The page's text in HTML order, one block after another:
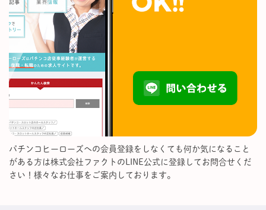
パチンコヒーローズへの会員登録をしなくても何か気になること
がある方は株式会社ファクトのLINE公式に登録してお問合せくだ
さい！様々なお仕事をご案内しております。